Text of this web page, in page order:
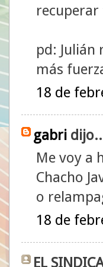
pd: Julián
más
18 de
gabri
Me voy a
Chacho
o
18 de
EL